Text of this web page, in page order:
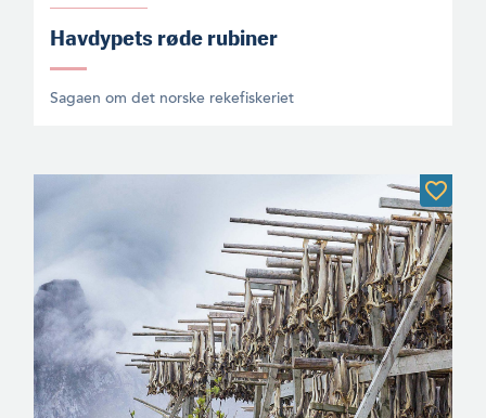
Havdypets røde rubiner
Sagaen om det norske rekefiskeriet